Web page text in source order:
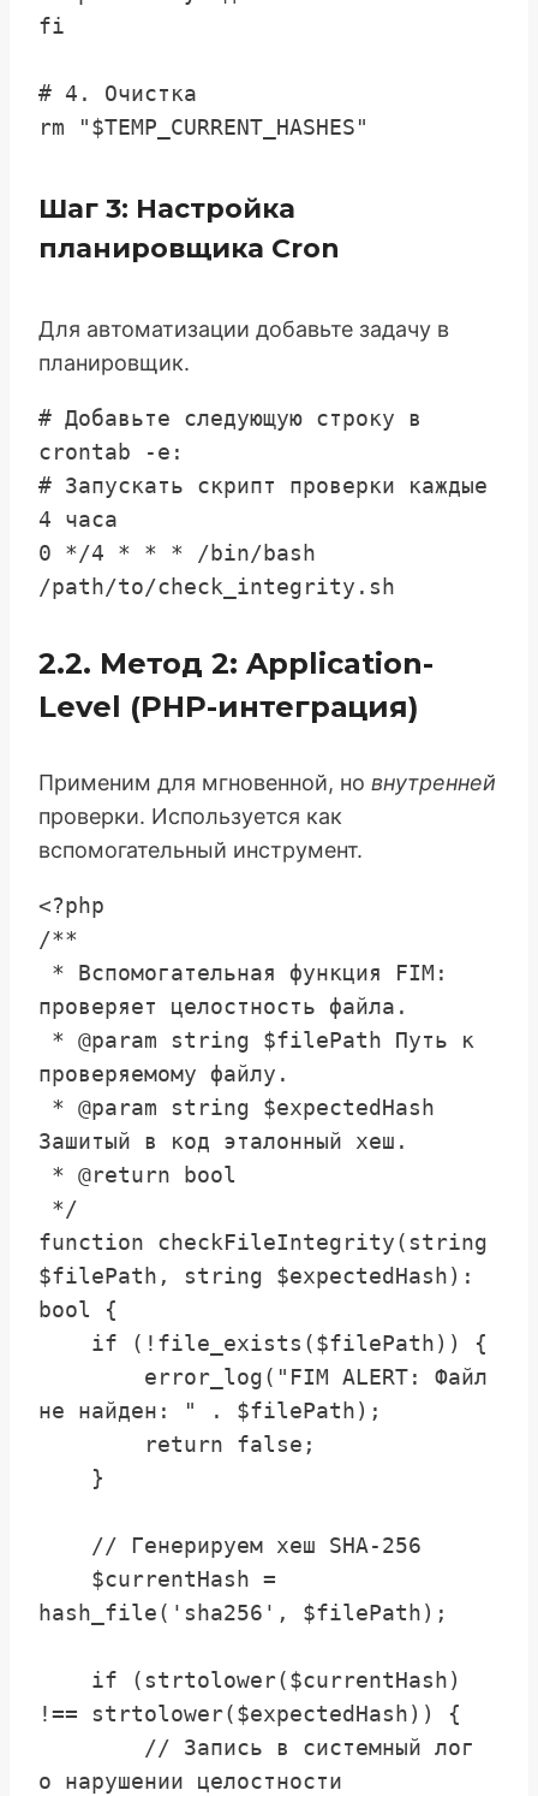
fi
# 4. Очистка
Шаг 3: Настройка
планировщика Cron
Для автоматизации добавьте задачу в
планировщик.
# Добавьте следующую строку в
crontab -e:
# Запускать скрипт проверки каждые
4 часа
0 */4 * * * /bin/bash
2.2. Метод 2: Application-
Level (PHP-интеграция)
Применим для мгновенной, но внутренней
проверки. Используется как
вспомогательный инструмент.
<?php
/**
проверяет целостность файла.
проверяемому файлу.
Зашитый в код эталонный хеш.
function checkFileIntegrity(string
$filePath, string $expectedHash):
bool {
не найден: " . $filePath);
hash_file('sha256', $filePath);
!== strtolower($expectedHash)) {
о нарушении целостности